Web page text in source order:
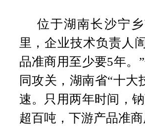
位于湖南长沙宁
里，企业技术负责人
品准商用至少要5年。
同攻关，湖南省“十
速。只用两年时间，
超百吨，下游产品准